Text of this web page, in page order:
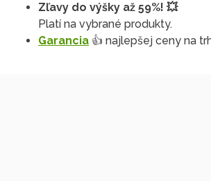
Zľavy do výšky až 59%! 💥
Platí na vybrané produkty.
Garancia 👍 najlepšej ceny na
Na našich webových stránkach používame
Rozumiem